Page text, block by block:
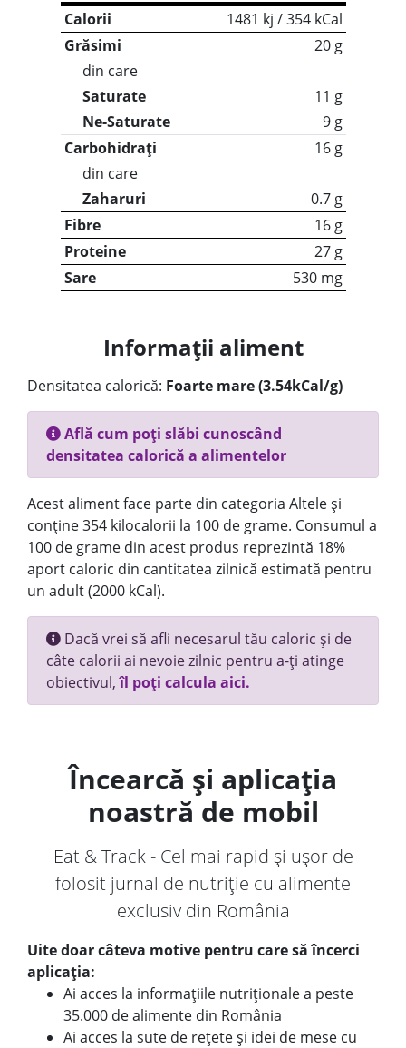
Calorii
1481 kj / 354 kCal
Grăsimi
20 g
din care
Saturate
11 g
Ne-Saturate
9 g
Carbohidrați
16 g
din care
Zaharuri
0.7 g
Fibre
16 g
Proteine
27 g
Sare
530 mg
Informații aliment
Densitatea calorică: Foarte mare (3.54kCal/g)
Află cum poți slăbi cunoscând
densitatea calorică a alimentelor
Acest aliment face parte din categoria Altele și
conține 354 kilocalorii la 100 de grame. Consumul a
100 de grame din acest produs reprezintă 18%
aport caloric din cantitatea zilnică estimată pentru
un adult (2000 kCal).
Dacă vrei să afli necesarul tău caloric și de
câte calorii ai nevoie zilnic pentru a-ți atinge
obiectivul,îl poți calcula aici.
Încearcă și aplicația
noastră de mobil
Eat & Track - Cel mai rapid și ușor de
folosit jurnal de nutriție cu alimente
exclusiv din România
Uite doar câteva motive pentru care să încerci
aplicația:
Ai acces la informațiile nutriționale a peste
35.000 de alimente din România
Ai acces la sute de rețete și idei de mese cu